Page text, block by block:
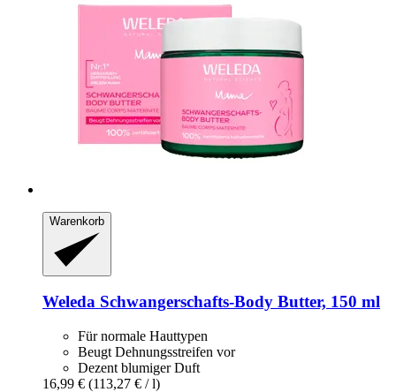
Warenkorb
Weleda Schwangerschafts-​Body Butter, 150 ml
Für normale Hauttypen
Beugt Dehnungsstreifen vor
Dezent blumiger Duft
16,99 € (113,27 € / l)